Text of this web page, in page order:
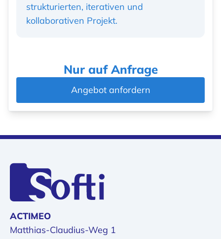
strukturierten, iterativen und
kollaborativen Projekt.
Nur auf Anfrage
Angebot anfordern
ACTIMEO
Matthias-Claudius-Weg 1